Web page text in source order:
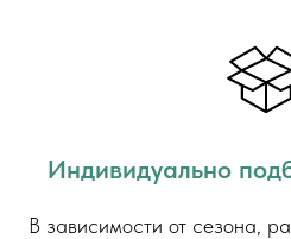
Индивидуально
В зависимости от сезона,